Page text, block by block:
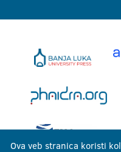
Ova veb stranica koristi